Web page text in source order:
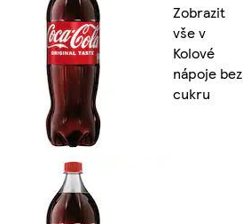
Zobrazit
vše v
Kolové
nápoje bez
cukru